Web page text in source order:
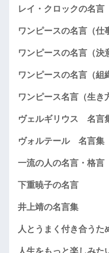
レイ・クロックの名言
ワンピースの名言（仕
ワンピースの名言（決
ワンピースの名言（組
ワンピース名言（生き
ヴェルギリウス 名言
ヴォルテール 名言集
一流の人の名言・格言
下重暁子の名言
井上靖の名言集
人とうまく付き合うた
人生をもっと楽しみた